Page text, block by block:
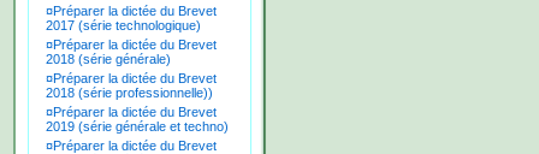
¤Préparer la dictée du Brevet
2017 (série technologique)
¤Préparer la dictée du Brevet
2018 (série générale)
¤Préparer la dictée du Brevet
2018 (série professionnelle))
¤Préparer la dictée du Brevet
2019 (série générale et techno)
¤Préparer la dictée du Brevet